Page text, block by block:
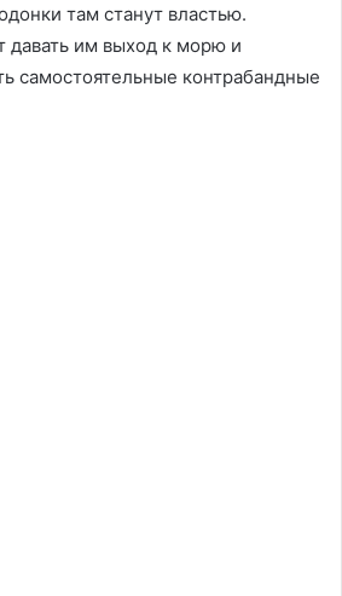
там станут властью.
давать им выход к морю и
самостоятельные контрабандные